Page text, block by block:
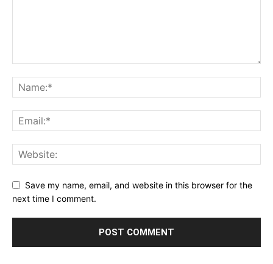
Save my name, email, and website in this browser for the
next time I comment.